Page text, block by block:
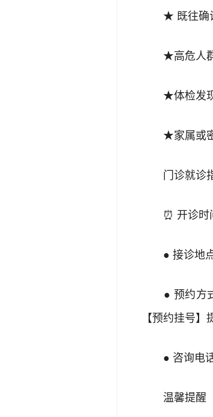
★ 既往确诊
★高危人群(
★体检发现
★家属或密
门诊就诊
⏰ 开诊时间
● 接诊地点
● 预约方式
【预约挂号】
● 咨询电话
温馨提醒